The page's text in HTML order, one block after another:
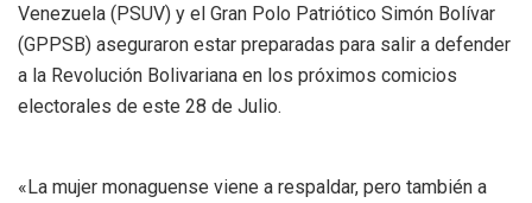
Venezuela (PSUV) y el Gran Polo Patriótico Simón Bolívar
(GPPSB) aseguraron estar preparadas para salir a defender
a la Revolución Bolivariana en los próximos comicios
electorales de este 28 de Julio.
«La mujer monaguense viene a respaldar, pero también a